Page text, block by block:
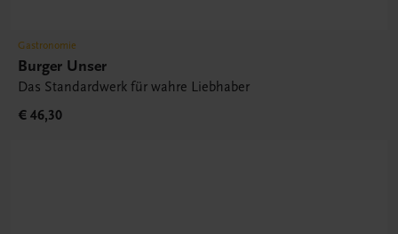
Gastronomie
Burger Unser
Das Standardwerk für wahre Liebhaber
€ 46,30